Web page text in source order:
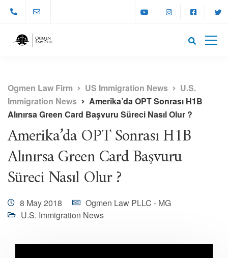
Ogmen Law Firm US Immigration News
U.S.
Immigration News
Amerika’da OPT Sonrası H1B
Alınırsa Green Card Başvuru Süreci Nasıl Olur ?
Amerika’da OPT Sonrası H1B
Alınırsa Green Card Başvuru
Süreci Nasıl Olur ?
8 May 2018
Ogmen Law PLLC - MG
U.S. Immigration News